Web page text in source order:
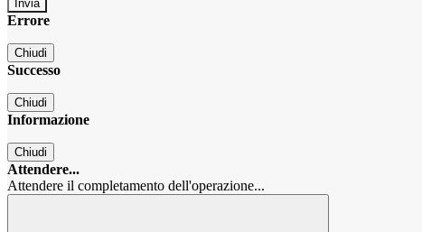
Errore
Chiudi
Successo
Chiudi
Informazione
Chiudi
Attendere...
Attendere il completamento dell'operazione...